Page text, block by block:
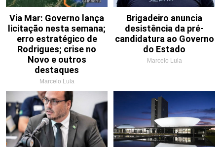
Via Mar: Governo lança
licitação nesta semana;
erro estratégico de
Rodrigues; crise no
Novo e outros
destaques
Marcelo Lula
Brigadeiro anuncia
desistência da pré-
candidatura ao Governo
do Estado
Marcelo Lula